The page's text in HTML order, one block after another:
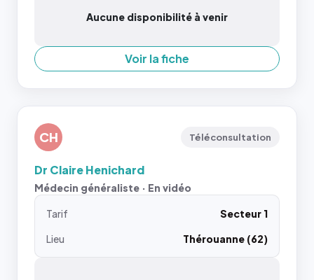
Aucune disponibilité à venir
Voir la fiche
CH Téléconsultation
Dr Claire Henichard
Médecin généraliste · En vidéo
Tarif
Secteur 1
Lieu
Thérouanne (62)